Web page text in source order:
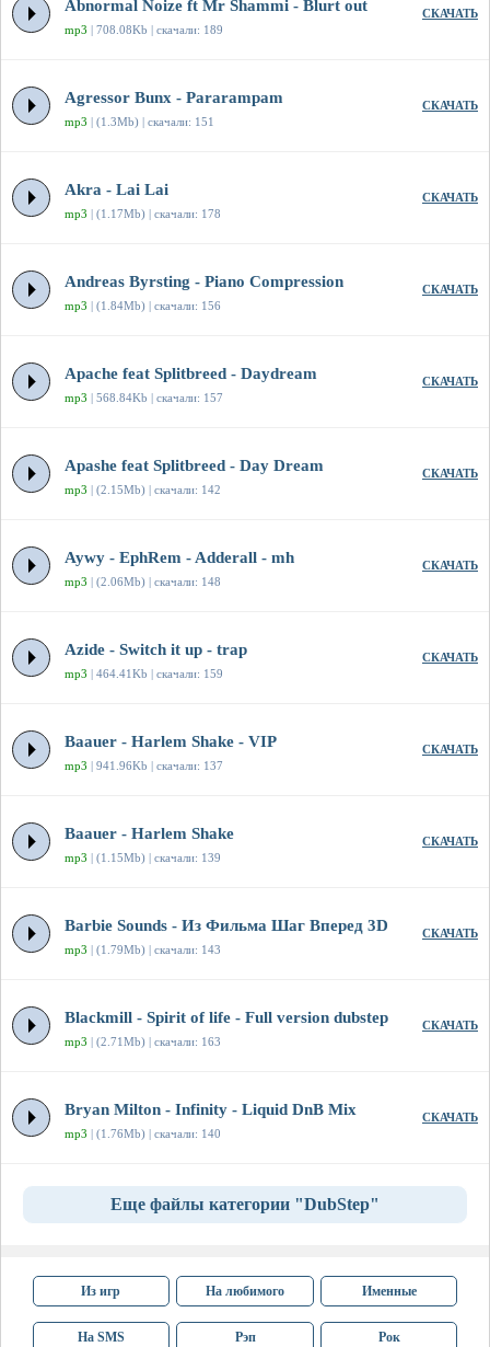
Abnormal Noize ft Mr Shammi - Blurt out
mp3 | 708.08Kb | скачали: 189
СКАЧАТЬ
Agressor Bunx - Pararampam
mp3 | (1.3Mb) | скачали: 151
СКАЧАТЬ
Akra - Lai Lai
mp3 | (1.17Mb) | скачали: 178
СКАЧАТЬ
Andreas Byrsting - Piano Compression
mp3 | (1.84Mb) | скачали: 156
СКАЧАТЬ
Apache feat Splitbreed - Daydream
mp3 | 568.84Kb | скачали: 157
СКАЧАТЬ
Apashe feat Splitbreed - Day Dream
mp3 | (2.15Mb) | скачали: 142
СКАЧАТЬ
Aywy - EphRem - Adderall - mh
mp3 | (2.06Mb) | скачали: 148
СКАЧАТЬ
Azide - Switch it up - trap
mp3 | 464.41Kb | скачали: 159
СКАЧАТЬ
Baauer - Harlem Shake - VIP
mp3 | 941.96Kb | скачали: 137
СКАЧАТЬ
Baauer - Harlem Shake
mp3 | (1.15Mb) | скачали: 139
СКАЧАТЬ
Barbie Sounds - Из Фильма Шаг Вперед 3D
mp3 | (1.79Mb) | скачали: 143
СКАЧАТЬ
Blackmill - Spirit of life - Full version dubstep
mp3 | (2.71Mb) | скачали: 163
СКАЧАТЬ
Bryan Milton - Infinity - Liquid DnB Mix
mp3 | (1.76Mb) | скачали: 140
СКАЧАТЬ
Еще файлы категории "DubStep"
Из игр На любимого Именные
На SMS Рэп Рок